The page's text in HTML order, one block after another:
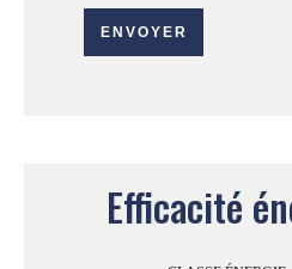
ENVOYER
Efficacité